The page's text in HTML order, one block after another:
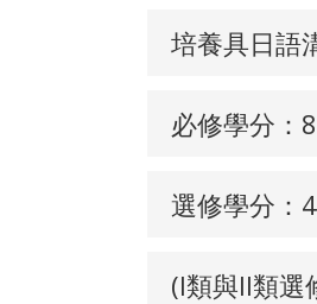
培養具日語
必修學分：
選修學分：
(I類與II類選